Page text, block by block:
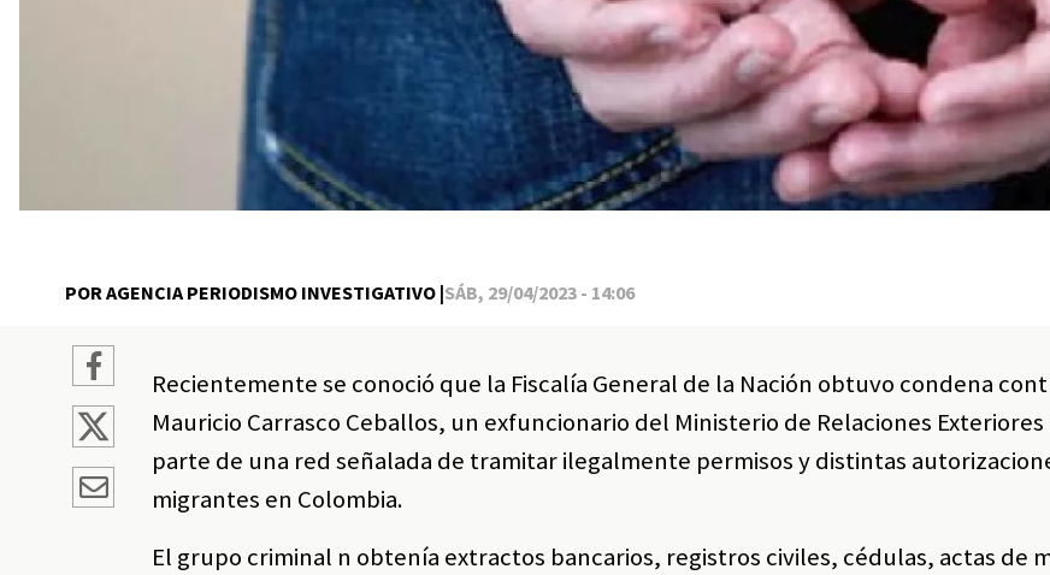
POR AGENCIA PERIODISMO INVESTIGATIVO |SÁB, 29/04/2023 - 14:06
Recientemente se conoció que la Fiscalía General de la Nación obtuvo condena
Mauricio Carrasco Ceballos, un exfuncionario del Ministerio de Relaciones
parte de una red señalada de tramitar ilegalmente permisos y distintas
migrantes en Colombia.
El grupo criminal n obtenía extractos bancarios, registros civiles, cédulas, actas de